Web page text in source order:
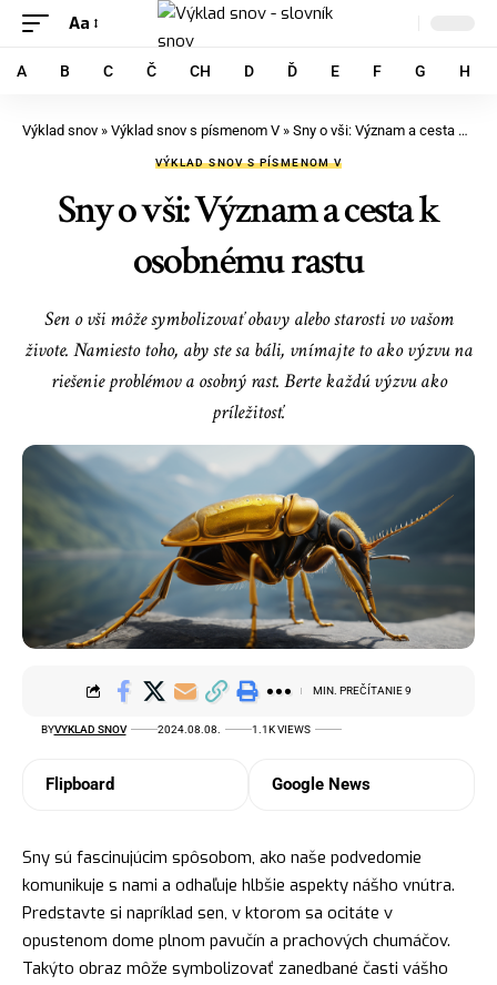
Aa
A B C Č CH D Ď E F G H
Výklad snov » Výklad snov s písmenom V » Sny o vši: Význam a cesta k osobnému rastu
VÝKLAD SNOV S PÍSMENOM V
Sny o vši: Význam a cesta k
osobnému rastu
Sen o vši môže symbolizovať obavy alebo starosti vo vašom
živote. Namiesto toho, aby ste sa báli, vnímajte to ako výzvu na
riešenie problémov a osobný rast. Berte každú výzvu ako
príležitosť.
BYVYKLAD SNOV 2024.08.08. 1.1K VIEWS
MIN. PREČÍTANIE 9
Flipboard Google News
Sny sú fascinujúcim spôsobom, ako naše podvedomie
komunikuje s nami a odhaľuje hlbšie aspekty nášho vnútra.
Predstavte si napríklad sen, v ktorom sa ocitáte v
opustenom dome plnom pavučín a prachových chumáčov.
Takýto obraz môže symbolizovať zanedbané časti vášho